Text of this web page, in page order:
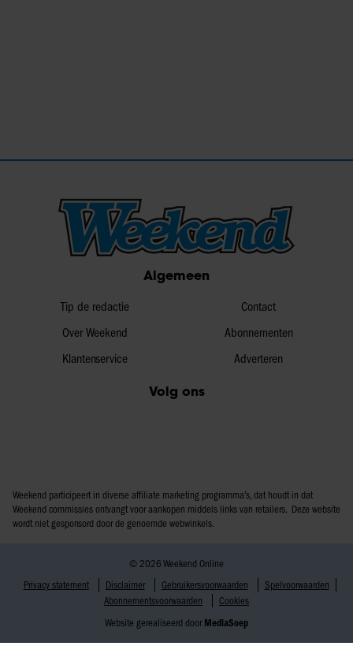
Algemeen
Tip de redactie
Over Weekend
Klantenservice
Contact
Abonnementen
Adverteren
Volg ons
Weekend participeert in diverse affiliate marketing programma’s, dat houdt in dat
Weekend commissies ontvangt voor aankopen middels links van retailers. Deze website
wordt niet gesponsord door de genoemde webwinkels.
© 2026 Weekend Online
Privacy statement
Disclaimer Gebruikersvoorwaarden
Spelvoorwaarden
Abonnementsvoorwaarden
Cookies
Website gerealiseerd door MediaSoep